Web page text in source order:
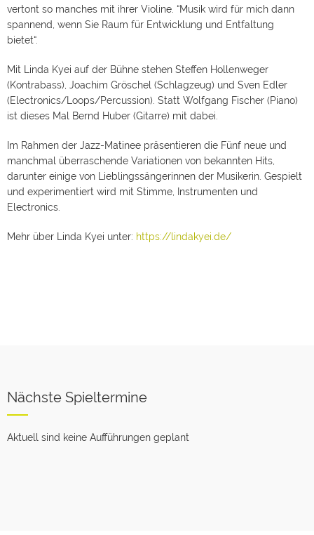
vertont so manches mit ihrer Violine. “Musik wird für mich dann
spannend, wenn Sie Raum für Entwicklung und Entfaltung
bietet“.
Mit Linda Kyei auf der Bühne stehen Steffen Hollenweger
(Kontrabass), Joachim Gröschel (Schlagzeug) und Sven Edler
(Electronics/Loops/Percussion). Statt Wolfgang Fischer (Piano)
ist dieses Mal Bernd Huber (Gitarre) mit dabei.
Im Rahmen der Jazz-Matinee präsentieren die Fünf neue und
manchmal überraschende Variationen von bekannten Hits,
darunter einige von Lieblingssängerinnen der Musikerin. Gespielt
und experimentiert wird mit Stimme, Instrumenten und
Electronics.
Mehr über Linda Kyei unter: https://lindakyei.de/
Nächste Spieltermine
Aktuell sind keine Aufführungen geplant